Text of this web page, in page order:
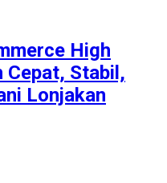
High
Cepat, Stabil,
Lonjakan